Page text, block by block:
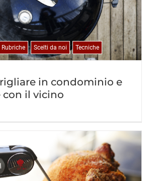
in condominio e
con il vicino
Rubriche Scelti da noi Tecniche